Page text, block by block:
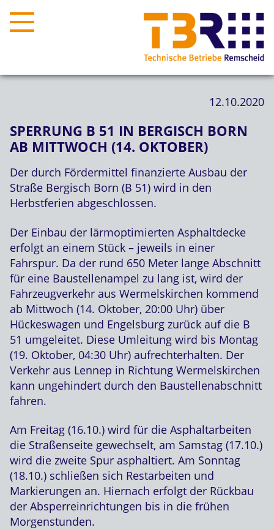
12.10.2020
SPERRUNG B 51 IN BERGISCH BORN
AB MITTWOCH (14. OKTOBER)
Der durch Fördermittel finanzierte Ausbau der
Straße Bergisch Born (B 51) wird in den
Herbstferien abgeschlossen.
Der Einbau der lärmoptimierten Asphaltdecke
erfolgt an einem Stück – jeweils in einer
Fahrspur. Da der rund 650 Meter lange Abschnitt
für eine Baustellenampel zu lang ist, wird der
Fahrzeugverkehr aus Wermelskirchen kommend
ab Mittwoch (14. Oktober, 20:00 Uhr) über
Hückeswagen und Engelsburg zurück auf die B
51 umgeleitet. Diese Umleitung wird bis Montag
(19. Oktober, 04:30 Uhr) aufrechterhalten. Der
Verkehr aus Lennep in Richtung Wermelskirchen
kann ungehindert durch den Baustellenabschnitt
fahren.
Am Freitag (16.10.) wird für die Asphaltarbeiten
die Straßenseite gewechselt, am Samstag (17.10.)
wird die zweite Spur asphaltiert. Am Sonntag
(18.10.) schließen sich Restarbeiten und
Markierungen an. Hiernach erfolgt der Rückbau
der Absperreinrichtungen bis in die frühen
Morgenstunden.